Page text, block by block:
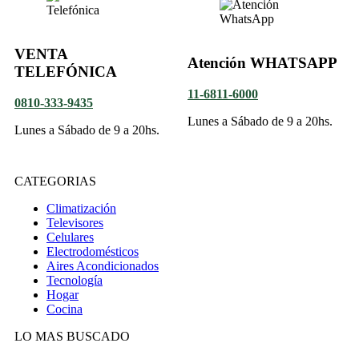
VENTA
TELEFÓNICA
0810-333-9435
Lunes a Sábado de 9 a 20hs.
Atención WHATSAPP
11-6811-6000
Lunes a Sábado de 9 a 20hs.
CATEGORIAS
Climatización
Televisores
Celulares
Electrodomésticos
Aires Acondicionados
Tecnología
Hogar
Cocina
LO MAS BUSCADO